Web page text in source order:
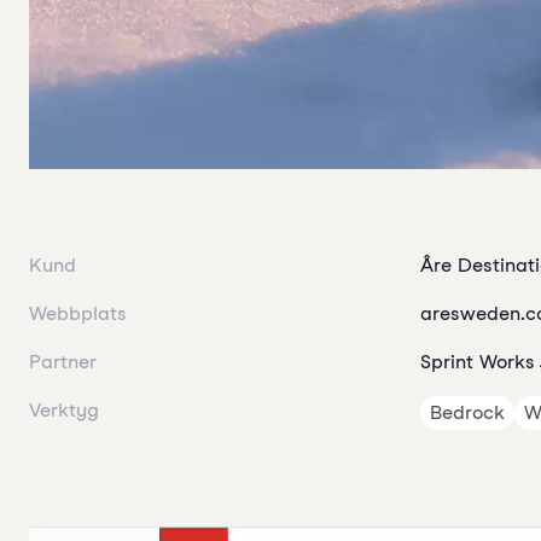
Kund Åre
Webbplats
Partner Sprint Works
Verktyg Bedrock